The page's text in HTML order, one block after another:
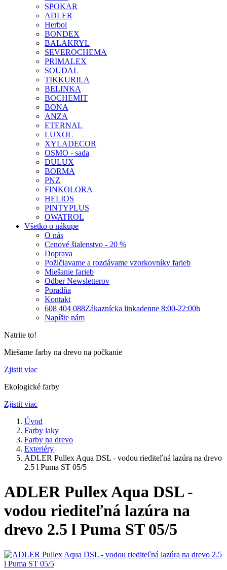
SPOKAR
ADLER
Herbol
BONDEX
BALAKRYL
SEVEROCHEMA
PRIMALEX
SOUDAL
TIKKURILA
BELINKA
BOCHEMIT
BONA
ANZA
ETERNAL
LUXOL
XYLADECOR
OSMO - sada
DULUX
BORMA
PNZ
FINKOLORA
HELIOS
PINTYPLUS
OWATROL
Všetko o nákupe
O nás
Cenové šialenstvo - 20 %
Doprava
Požičiavame a rozdávame vzorkovníky farieb
Miešanie farieb
Odber Newsletterov
Poradňa
Kontakt
608 404 088Zákaznícka linkadenne 8:00-22:00h
Napíšte nám
Natrite to!
Miešame farby na drevo na počkanie
Zjistit viac
Ekologické farby
Zjistit viac
Úvod
Farby laky
Farby na drevo
Exteriéry
ADLER Pullex Aqua DSL - vodou riediteľná lazúra na drevo
2.5 l Puma ST 05/5
ADLER Pullex Aqua DSL -
vodou riediteľná lazúra na
drevo 2.5 l Puma ST 05/5